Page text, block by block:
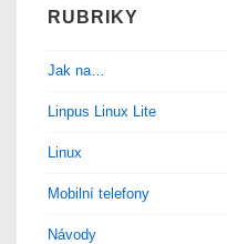
RUBRIKY
Jak na…
Linpus Linux Lite
Linux
Mobilní telefony
Návody